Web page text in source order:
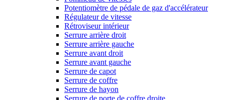
Potentiomètre de pédale de gaz d'accélérateur
Régulateur de vitesse
Rétroviseur intérieur
Serrure arrière droit
Serrure arrière gauche
Serrure avant droit
Serrure avant gauche
Serrure de capot
Serrure de coffre
Serrure de hayon
Serrure de porte de coffre droite